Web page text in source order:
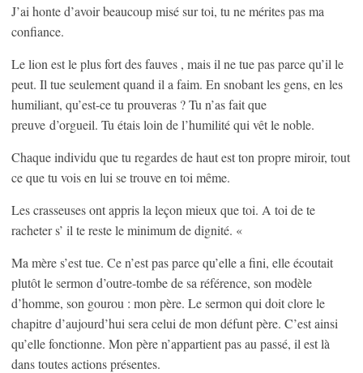
J’ai honte d’avoir beaucoup misé sur toi, tu ne mérites pas ma
confiance.
Le lion est le plus fort des fauves , mais il ne tue pas parce qu’il le
peut. Il tue seulement quand il a faim. En snobant les gens, en les
humiliant, qu’est-ce tu prouveras ? Tu n’as fait que
preuve d’orgueil. Tu étais loin de l’humilité qui vêt le noble.
Chaque individu que tu regardes de haut est ton propre miroir, tout
ce que tu vois en lui se trouve en toi même.
Les crasseuses ont appris la leçon mieux que toi. A toi de te
racheter s’ il te reste le minimum de dignité. «
Ma mère s’est tue. Ce n’est pas parce qu’elle a fini, elle écoutait
plutôt le sermon d’outre-tombe de sa référence, son modèle
d’homme, son gourou : mon père. Le sermon qui doit clore le
chapitre d’aujourd’hui sera celui de mon défunt père. C’est ainsi
qu’elle fonctionne. Mon père n’appartient pas au passé, il est là
dans toutes actions présentes.